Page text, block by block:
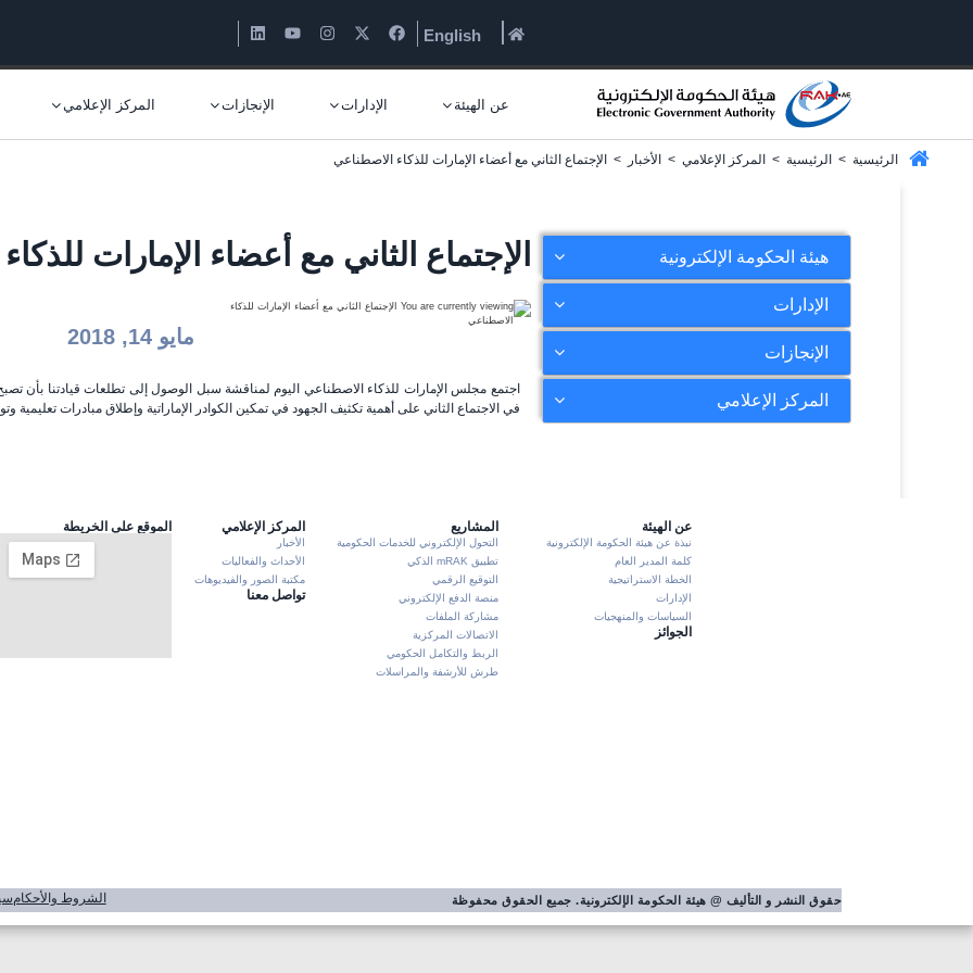
English
عن الهيئة الإدارات الإنجازات المركز الإعلامي
الرئيسية > الرئيسية > المركز الإعلامي > الأخبار > الإجتماع الثاني مع أعضاء الإمارات للذكاء الاصطناعي
هيئة الحكومة الإلكترونية
الإدارات
الإنجازات
المركز الإعلامي
الإجتماع الثاني مع أعضاء الإمارات
مايو 14, 2018
اجتمع مجلس الإمارات للذكاء الاصطناعي اليوم لمناقشة سبل الوصول إلى تطلعات قيادتنا بأن
في الاجتماع الثاني على أهمية تكثيف الجهود في تمكين الكوادر الإماراتية وإطلاق مبادرات تعليمية
عن الهيئة
نبذة عن هيئة الحكومة الإلكترونية
كلمة المدير العام
الخطة الاستراتيجية
الإدارات
السياسات والمنهجيات
الجوائز
المشاريع
التحول الإلكتروني للخدمات الحكومية
تطبيق mRAK الذكي
التوقيع الرقمي
منصة الدفع الإلكتروني
مشاركة الملفات
الاتصالات المركزية
الربط والتكامل الحكومي
طرش للأرشفة والمراسلات
المركز الإعلامي
الأخبار
الأحداث والفعاليات
مكتبة الصور والفيديوهات
تواصل معنا
الموقع على الخريطة
حقوق النشر و التأليف @ هيئة الحكومة الإلكترونية. جميع الحقوق محفوظة الشروط والأحكام